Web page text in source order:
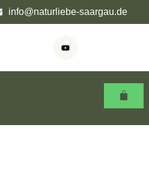
info@naturliebe-saargau.de